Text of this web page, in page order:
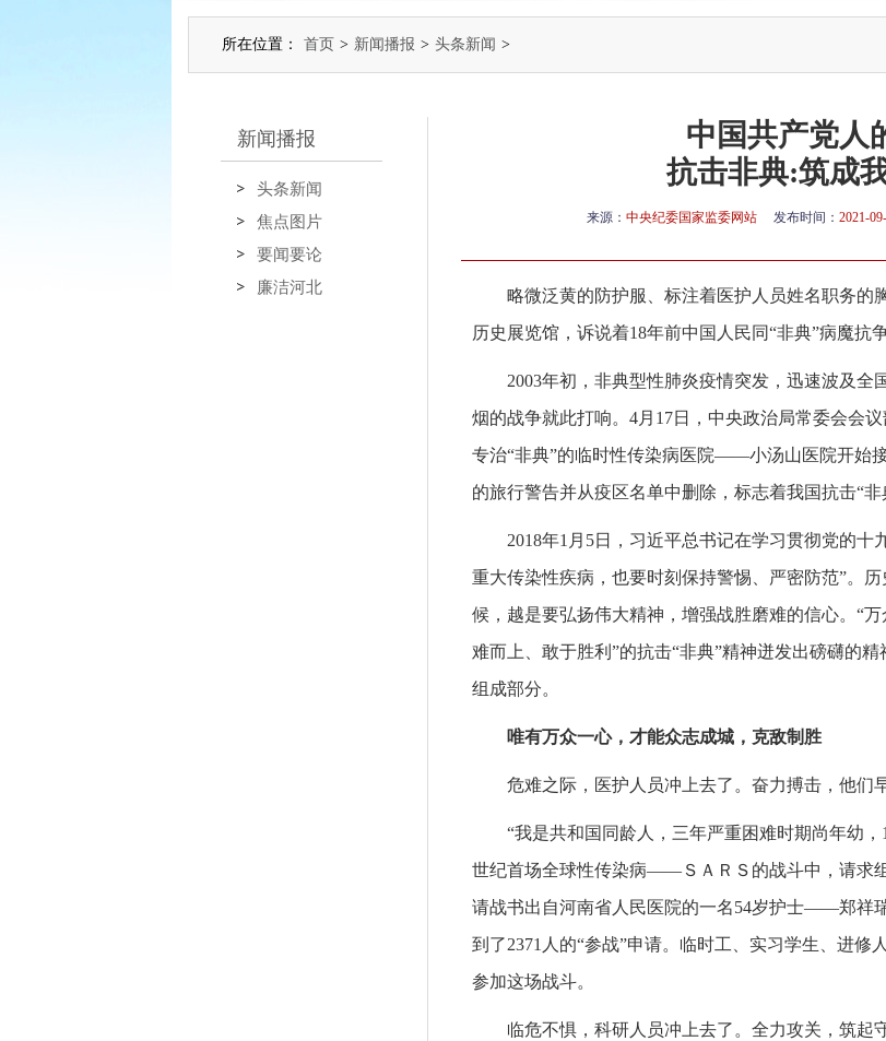
所在位置： 首页 > 新闻播报 > 头条新闻 >
新闻播报
头条新闻
焦点图片
要闻要论
廉洁河北
中国共产党人
抗击非典:筑成
来源： 中央纪委国家监委网站 发布时间： 2021-
略微泛黄的防护服、标注着医护人员姓名职务
历史展览馆，诉说着18年前中国人民同“非典”病魔抗
2003年初，非典型性肺炎疫情突发，迅速波及
烟的战争就此打响。4月17日，中央政治局常委会会
专治“非典”的临时性传染病医院——小汤山医院开始
的旅行警告并从疫区名单中删除，标志着我国抗击“非
2018年1月5日，习近平总书记在学习贯彻党的
重大传染性疾病，也要时刻保持警惕、严密防范”。
候，越是要弘扬伟大精神，增强战胜磨难的信心。“
难而上、敢于胜利”的抗击“非典”精神迸发出磅礴的
组成部分。
唯有万众一心，才能众志成城，克敌制胜
危难之际，医护人员冲上去了。奋力搏击，他们
“我是共和国同龄人，三年严重困难时期尚年幼，
世纪首场全球性传染病——ＳＡＲＳ的战斗中，请求
请战书出自河南省人民医院的一名54岁护士——郑祥
到了2371人的“参战”申请。临时工、实习学生、进
参加这场战斗。
临危不惧，科研人员冲上去了。全力攻关，筑起